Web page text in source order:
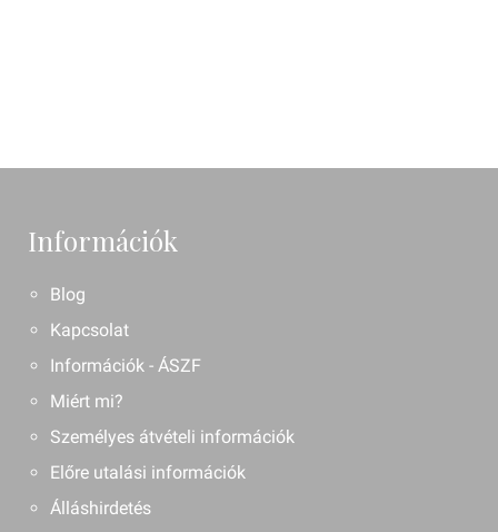
Információk
Blog
Kapcsolat
Információk - ÁSZF
Miért mi?
Személyes átvételi információk
Előre utalási információk
Álláshirdetés